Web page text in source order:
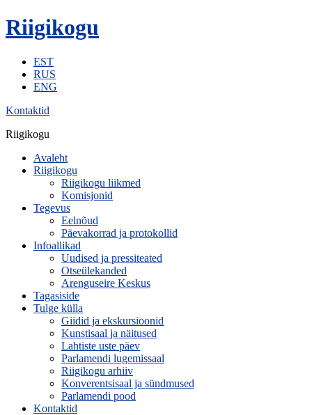
Riigikogu
EST
RUS
ENG
Kontaktid
Riigikogu
Avaleht
Riigikogu
Riigikogu liikmed
Komisjonid
Tegevus
Eelnõud
Päevakorrad ja protokollid
Infoallikad
Uudised ja pressiteated
Otseülekanded
Arenguseire Keskus
Tagasiside
Tulge külla
Giidid ja ekskursioonid
Kunstisaal ja näitused
Lahtiste uste päev
Parlamendi lugemissaal
Riigikogu arhiiv
Konverentsisaal ja sündmused
Parlamendi pood
Kontaktid